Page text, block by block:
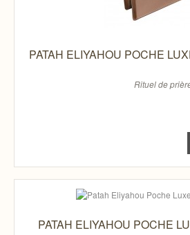
PATAH ELIYAHOU POCHE
Rituel de
PATAH ELIYAHOU POCHE